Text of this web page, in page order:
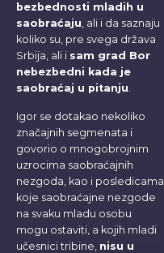
bezbednosti mladih u
saobraćaju, ali i da saznaju
koliko su, pre svega država
Srbija, ali i sam grad Bor
nebezbedni kada je
saobraćaj u pitanju.
Igor se dotakao nekoliko
značajnih segmenata i
govorio o mnogobrojnim
uzrocima saobraćajnih
nezgoda, kao i posledicama
koje saobraćajne nezgode
na svaku mladu osobu
mogu ostaviti, a kojih mladi
učesnici tribine, nisu u